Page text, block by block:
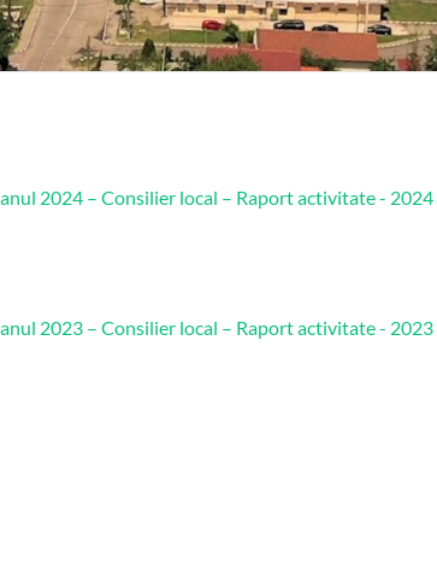
2024 – Consilier local – Raport activitate - 2024
2023 – Consilier local – Raport activitate - 2023